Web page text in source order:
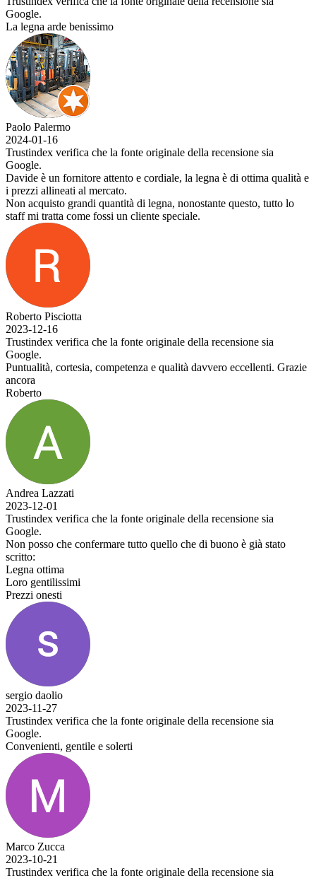
Google.
La legna arde benissimo
Paolo Palermo
2024-01-16
Trustindex verifica che la fonte originale della recensione sia
Google.
Davide è un fornitore attento e cordiale, la legna è di ottima qualità e
i prezzi allineati al mercato.
Non acquisto grandi quantità di legna, nonostante questo, tutto lo
staff mi tratta come fossi un cliente speciale.
Roberto Pisciotta
2023-12-16
Trustindex verifica che la fonte originale della recensione sia
Google.
Puntualità, cortesia, competenza e qualità davvero eccellenti. Grazie
ancora
Roberto
Andrea Lazzati
2023-12-01
Trustindex verifica che la fonte originale della recensione sia
Google.
Non posso che confermare tutto quello che di buono è già stato
scritto:
Legna ottima
Loro gentilissimi
Prezzi onesti
sergio daolio
2023-11-27
Trustindex verifica che la fonte originale della recensione sia
Google.
Convenienti, gentile e solerti
Marco Zucca
2023-10-21
Trustindex verifica che la fonte originale della recensione sia